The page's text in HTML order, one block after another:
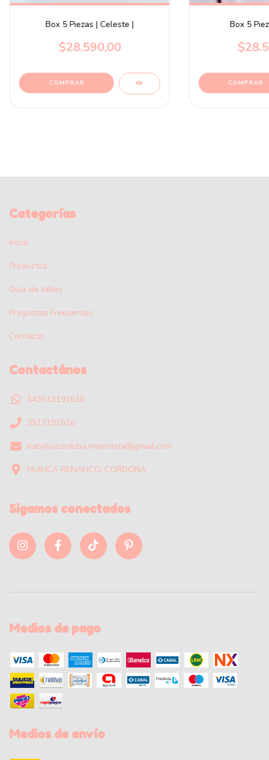
Box 5 Piezas | Celeste |
$28.590,00
Box 5
Categorías
Inicio
Productos
Guía de talles
Preguntas Frecuentes
Contacto
Contactános
543513191616
3513191616
babybucordoba.mayorista@gmail.com
HUINCA RENANCO, CORDOBA
Sigamos conectados
Medios de pago
Medios de envío